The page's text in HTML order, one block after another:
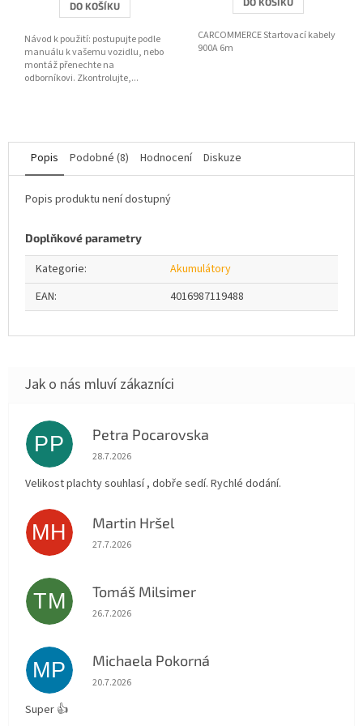
DO KOŠÍKU
Návod k použití: postupujte podle
manuálu k vašemu vozidlu, nebo
montáž přenechte na
odborníkovi. Zkontrolujte,...
CARCOMMERCE Startovací kabely
900A 6m
Popis Podobné (8) Hodnocení Diskuze
Popis produktu není dostupný
Doplňkové parametry
Kategorie:
Akumulátory
EAN: 4016987119488
PP Petra Pocarovska
Hodnocení obchodu je 5 z 5 hvězdiček.
28.7.2026
Velikost plachty souhlasí , dobře sedí. Rychlé dodání.
MH Martin Hršel
Hodnocení obchodu je 5 z 5 hvězdiček.
27.7.2026
TM Tomáš Milsimer
Hodnocení obchodu je 5 z 5 hvězdiček.
26.7.2026
MP Michaela Pokorná
Hodnocení obchodu je 5 z 5 hvězdiček.
20.7.2026
Super 👍